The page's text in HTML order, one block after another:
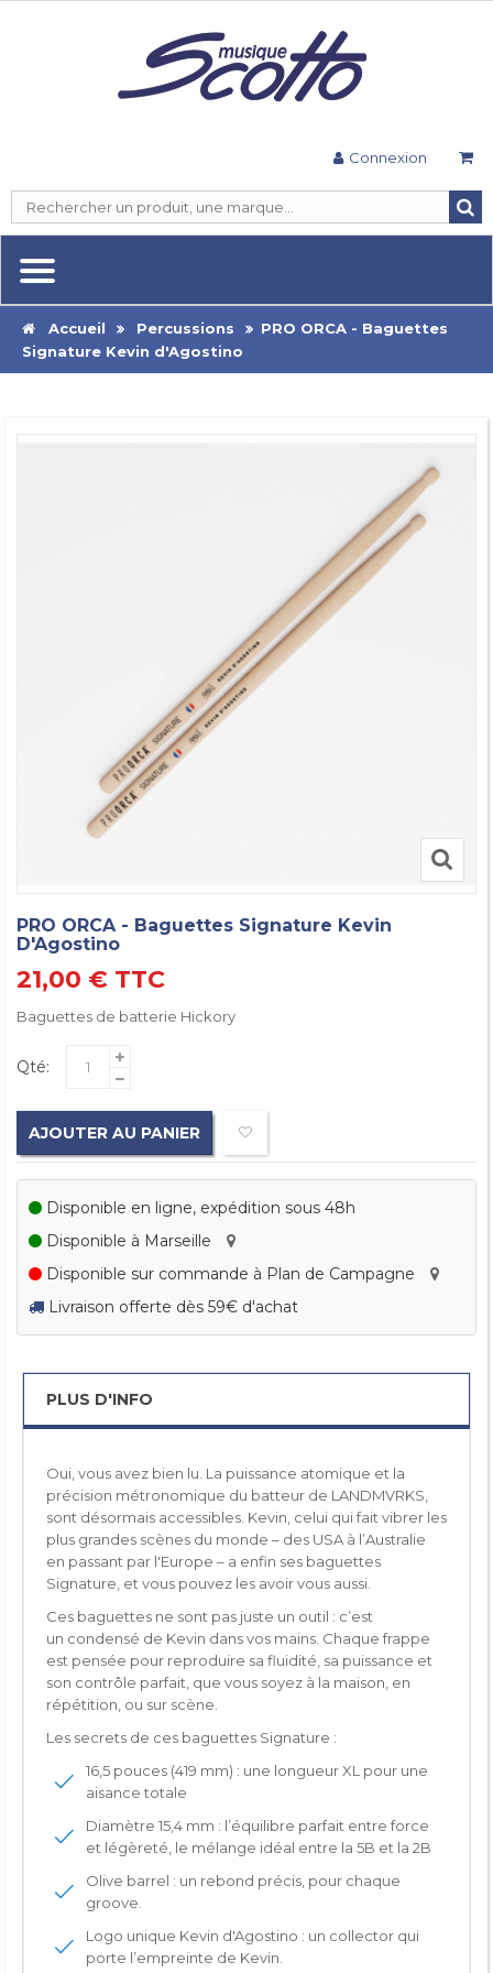
Connexion
Accueil Percussions
PRO ORCA - Baguettes
Signature Kevin d'Agostino
PRO ORCA - Baguettes Signature Kevin
D'Agostino
21,00 € TTC
Baguettes de batterie Hickory
Qté:
AJOUTER AU PANIER
Disponible en ligne, expédition sous 48h
Disponible à Marseille
Disponible sur commande à Plan de Campagne
Livraison offerte dès 59€ d'achat
PLUS D'INFO
Oui, vous avez bien lu. La puissance atomique et la
précision métronomique du batteur de LANDMVRKS
sont désormais accessibles. Kevin, celui qui fait vibrer les
plus grandes scènes du monde – des USA à l’Australie
en passant par l'Europe – a enfin ses baguettes
Signature , et vous pouvez les avoir vous aussi.
Ces baguettes ne sont pas juste un outil : c’est
un condensé de Kevin dans vos mains. Chaque frappe
est pensée pour reproduire sa fluidité, sa puissance et
son contrôle parfait, que vous soyez à la maison, en
répétition, ou sur scène.
Les secrets de ces baguettes Signature :
16,5 pouces (419 mm) : une longueur XL pour une
aisance totale
Diamètre 15,4 mm : l’équilibre parfait entre force
et légèreté, le mélange idéal entre la 5B et la 2B
Olive barrel : un rebond précis, pour chaque
groove.
Logo unique Kevin d'Agostino : un collector qui
porte l’empreinte de Kevin.